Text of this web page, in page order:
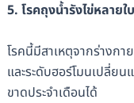
5. โรคถุงน้ำรังไข่หลายใ
โรคนี้มีสาเหตุจากร่างก
และระดับฮอร์โมนเปลี่ย
ขาดประจำเดือนได้